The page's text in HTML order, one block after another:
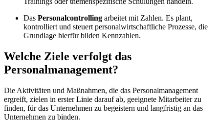
Das Personalcontrolling arbeitet mit Zahlen. Es plant,
kontrolliert und steuert personalwirtschaftliche Prozesse, die
Grundlage hierfür bilden Kennzahlen.
Welche Ziele verfolgt das
Personalmanagement?
Die Aktivitäten und Maßnahmen, die das Personalmanagement
ergreift, zielen in erster Linie darauf ab, geeignete Mitarbeiter zu
finden, für das Unternehmen zu begeistern und langfristig an das
Unternehmen zu binden.